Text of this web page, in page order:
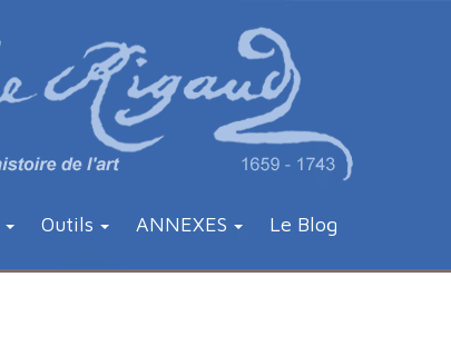
Outils ANNEXES Le Blog